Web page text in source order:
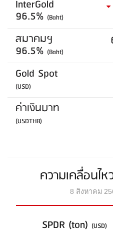
InterGold
96.5% (Baht)
สมาคมฯ
96.5% (Baht)
Gold Spot
(USD)
ค่าเงินบาท
(USDTHB)
ความเคลื่อนไ
8 สิงหาคม
SPDR (ton) (USD)